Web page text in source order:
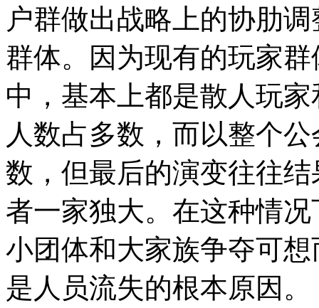
户群做出战略上的协肋
群体。因为现有的玩家
中，基本上都是散人玩
人数占多数，而以整个
数，但最后的演变往往
者一家独大。在这种情
小团体和大家族争夺可
是人员流失的根本原因。